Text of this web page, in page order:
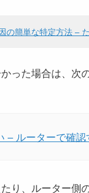
の簡単な特定方法 –
った場合は、
– ルーターで確
り、ルーター側